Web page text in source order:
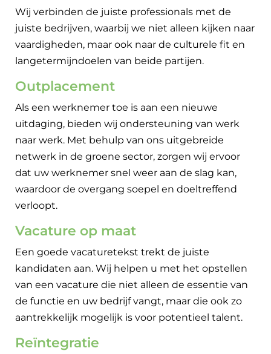
Wij verbinden de juiste professionals met de
juiste bedrijven, waarbij we niet alleen kijken naar
vaardigheden, maar ook naar de culturele fit en
langetermijndoelen van beide partijen.
Outplacement
Als een werknemer toe is aan een nieuwe
uitdaging, bieden wij ondersteuning van werk
naar werk. Met behulp van ons uitgebreide
netwerk in de groene sector, zorgen wij ervoor
dat uw werknemer snel weer aan de slag kan,
waardoor de overgang soepel en doeltreffend
verloopt.
Vacature op maat
Een goede vacaturetekst trekt de juiste
kandidaten aan. Wij helpen u met het opstellen
van een vacature die niet alleen de essentie van
de functie en uw bedrijf vangt, maar die ook zo
aantrekkelijk mogelijk is voor potentieel talent.
Reïntegratie